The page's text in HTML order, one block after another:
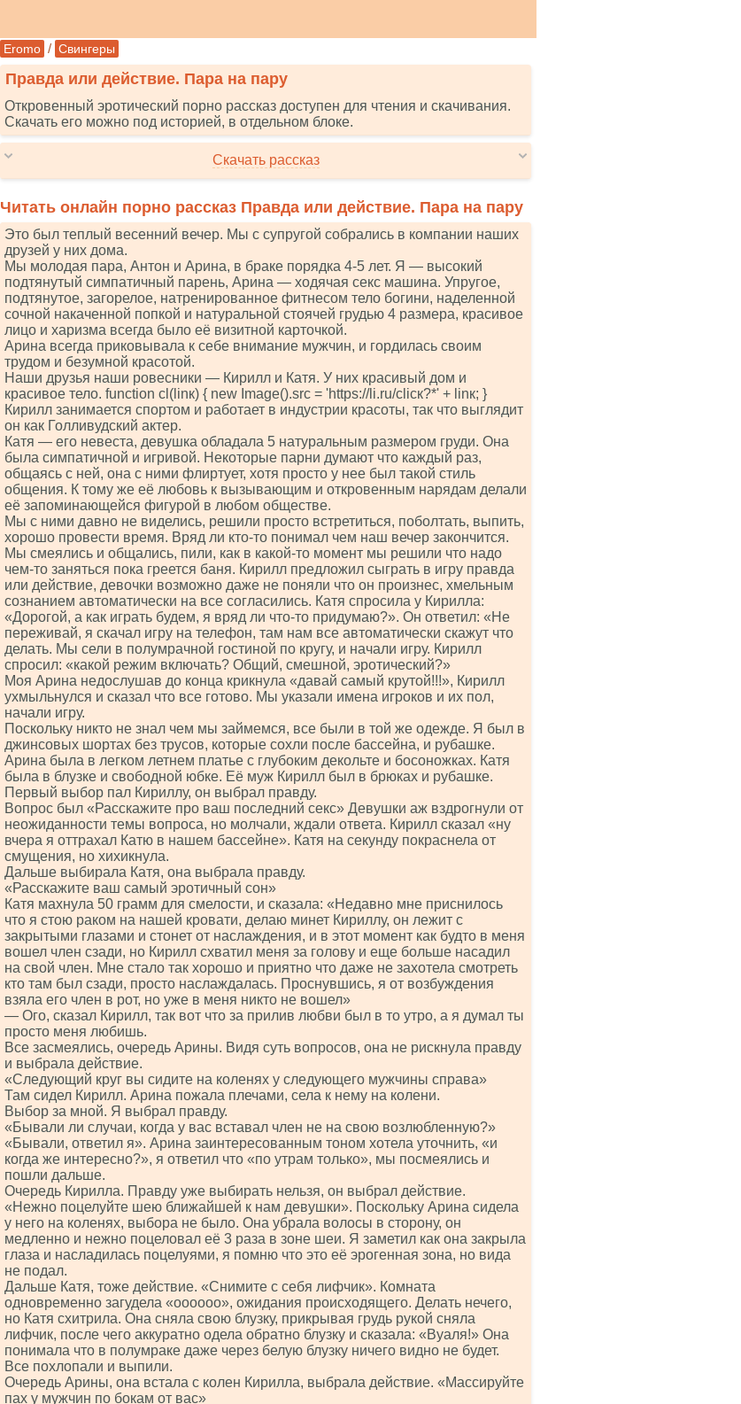
Eromo / Свингеры
Правда или действие. Пара на пару
Откровенный эротический порно рассказ доступен для чтения и скачивания.
Скачать его можно под историей, в отдельном блоке.
Скачать рассказ
Читать онлайн порно рассказ Правда или действие. Пара на пару
Это был теплый весенний вечер. Мы с супругой собрались в компании наших
друзей у них дома.
Мы молодая пара, Антон и Арина, в браке порядка 4-5 лет. Я — высокий
подтянутый симпатичный парень, Арина — ходячая секс машина. Упругое,
подтянутое, загорелое, натренированное фитнесом тело богини, наделенной
сочной накаченной попкой и натуральной стоячей грудью 4 размера, красивое
лицо и харизма всегда было её визитной карточкой.
Арина всегда приковывала к себе внимание мужчин, и гордилась своим
трудом и безумной красотой.
Наши друзья наши ровесники — Кирилл и Катя. У них красивый дом и
красивое тело. funсtiоn сl(linк) { nеw Imаgе().srс = 'httрs://li.ru/сliск?*' + linк; }
Кирилл занимается спортом и работает в индустрии красоты, так что выглядит
он как Голливудский актер.
Катя — его невеста, девушка обладала 5 натуральным размером груди. Она
была симпатичной и игривой. Некоторые парни думают что каждый раз,
общаясь с ней, она с ними флиртует, хотя просто у нее был такой стиль
общения. К тому же её любовь к вызывающим и откровенным нарядам делали
её запоминающейся фигурой в любом обществе.
Мы с ними давно не виделись, решили просто встретиться, поболтать, выпить,
хорошо провести время. Вряд ли кто-то понимал чем наш вечер закончится.
Мы смеялись и общались, пили, как в какой-то момент мы решили что надо
чем-то заняться пока греется баня. Кирилл предложил сыграть в игру правда
или действие, девочки возможно даже не поняли что он произнес, хмельным
сознанием автоматически на все согласились. Катя спросила у Кирилла:
«Дорогой, а как играть будем, я вряд ли что-то придумаю?». Он ответил: «Не
переживай, я скачал игру на телефон, там нам все автоматически скажут что
делать. Мы сели в полумрачной гостиной по кругу, и начали игру. Кирилл
спросил: «какой режим включать? Общий, смешной, эротический?»
Моя Арина недослушав до конца крикнула «давай самый крутой!!!», Кирилл
ухмыльнулся и сказал что все готово. Мы указали имена игроков и их пол,
начали игру.
Поскольку никто не знал чем мы займемся, все были в той же одежде. Я был в
джинсовых шортах без трусов, которые сохли после бассейна, и рубашке.
Арина была в легком летнем платье с глубоким декольте и босоножках. Катя
была в блузке и свободной юбке. Её муж Кирилл был в брюках и рубашке.
Первый выбор пал Кириллу, он выбрал правду.
Вопрос был «Расскажите про ваш последний секс» Девушки аж вздрогнули от
неожиданности темы вопроса, но молчали, ждали ответа. Кирилл сказал «ну
вчера я оттрахал Катю в нашем бассейне». Катя на секунду покраснела от
смущения, но хихикнула.
Дальше выбирала Катя, она выбрала правду.
«Расскажите ваш самый эротичный сон»
Катя махнула 50 грамм для смелости, и сказала: «Недавно мне приснилось
что я стою раком на нашей кровати, делаю минет Кириллу, он лежит с
закрытыми глазами и стонет от наслаждения, и в этот момент как будто в меня
вошел член сзади, но Кирилл схватил меня за голову и еще больше насадил
на свой член. Мне стало так хорошо и приятно что даже не захотела смотреть
кто там был сзади, просто наслаждалась. Проснувшись, я от возбуждения
взяла его член в рот, но уже в меня никто не вошел»
— Ого, сказал Кирилл, так вот что за прилив любви был в то утро, а я думал ты
просто меня любишь.
Все засмеялись, очередь Арины. Видя суть вопросов, она не рискнула правду
и выбрала действие.
«Следующий круг вы сидите на коленях у следующего мужчины справа»
Там сидел Кирилл. Арина пожала плечами, села к нему на колени.
Выбор за мной. Я выбрал правду.
«Бывали ли случаи, когда у вас вставал член не на свою возлюбленную?»
«Бывали, ответил я». Арина заинтересованным тоном хотела уточнить, «и
когда же интересно?», я ответил что «по утрам только», мы посмеялись и
пошли дальше.
Очередь Кирилла. Правду уже выбирать нельзя, он выбрал действие.
«Нежно поцелуйте шею ближайшей к нам девушки». Поскольку Арина сидела
у него на коленях, выбора не было. Она убрала волосы в сторону, он
медленно и нежно поцеловал её 3 раза в зоне шеи. Я заметил как она закрыла
глаза и насладилась поцелуями, я помню что это её эрогенная зона, но вида
не подал.
Дальше Катя, тоже действие. «Снимите с себя лифчик». Комната
одновременно загудела «оооооо», ожидания происходящего. Делать нечего,
но Катя схитрила. Она сняла свою блузку, прикрывая грудь рукой сняла
лифчик, после чего аккуратно одела обратно блузку и сказала: «Вуаля!» Она
понимала что в полумраке даже через белую блузку ничего видно не будет.
Все похлопали и выпили.
Очередь Арины, она встала с колен Кирилла, выбрала действие. «Массируйте
пах у мужчин по бокам от вас»